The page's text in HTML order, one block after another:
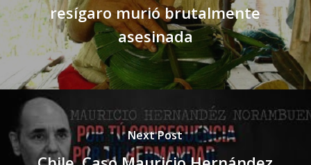
resígaro murió brutalmente
asesinada
Next Post